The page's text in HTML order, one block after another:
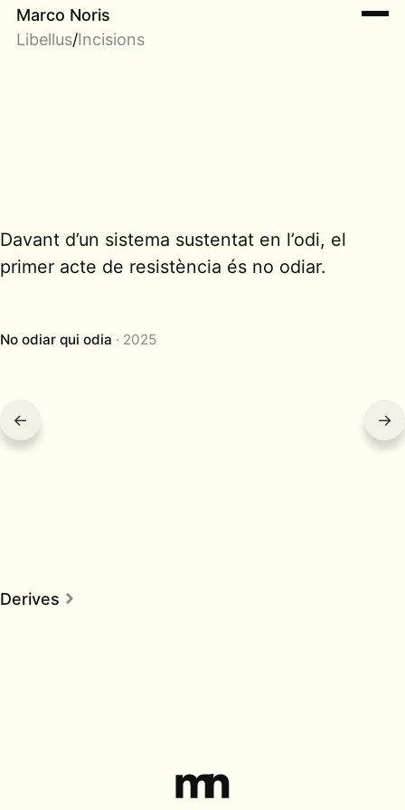
Marco Noris
Libellus/Incisions
Davant d’un sistema sustentat en l’odi, el
primer acte de resistència és no odiar.
No odiar qui odia 2025
← →
Derives